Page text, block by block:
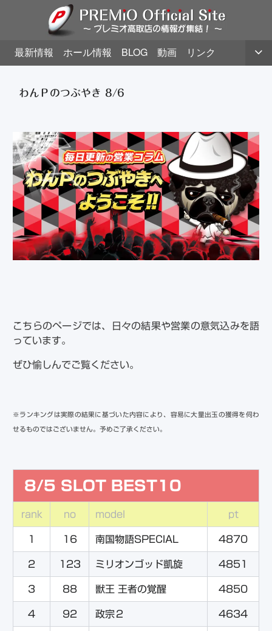
最新情報 ホール情報 BLOG 動画 リンク
わんＰのつぶやき 8/6
こちらのページでは、日々の結果や営業の意気込みを語
っています。
ぜひ愉しんでご覧ください。
※ランキングは実際の結果に基づいた内容により、容易に大量出玉の獲得を伺わ
せるものではございません。予めご了承ください。
8/5 SLOT BEST10
rank no model pt
1 16 南国物語SPECIAL 4870
2 123 ミリオンゴッド凱旋 4851
3 88 獣王 王者の覚醒 4850
4 92 政宗２ 4634